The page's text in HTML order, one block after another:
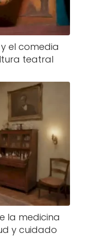
el comedia
teatral
la medicina
y cuidado